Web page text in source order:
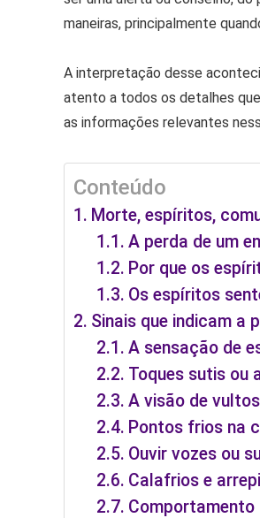
maneiras, principalmente
A interpretação desse
atento a todos os detalhes
as informações relevantes
Conteúdo
Morte, espíritos,
A perda de um
Por que os
Os espíritos
Sinais que indicam a
A sensação de
Toques sutis ou
A visão de vultos
Pontos frios na
Ouvir vozes ou
Calafrios e
Comportamento